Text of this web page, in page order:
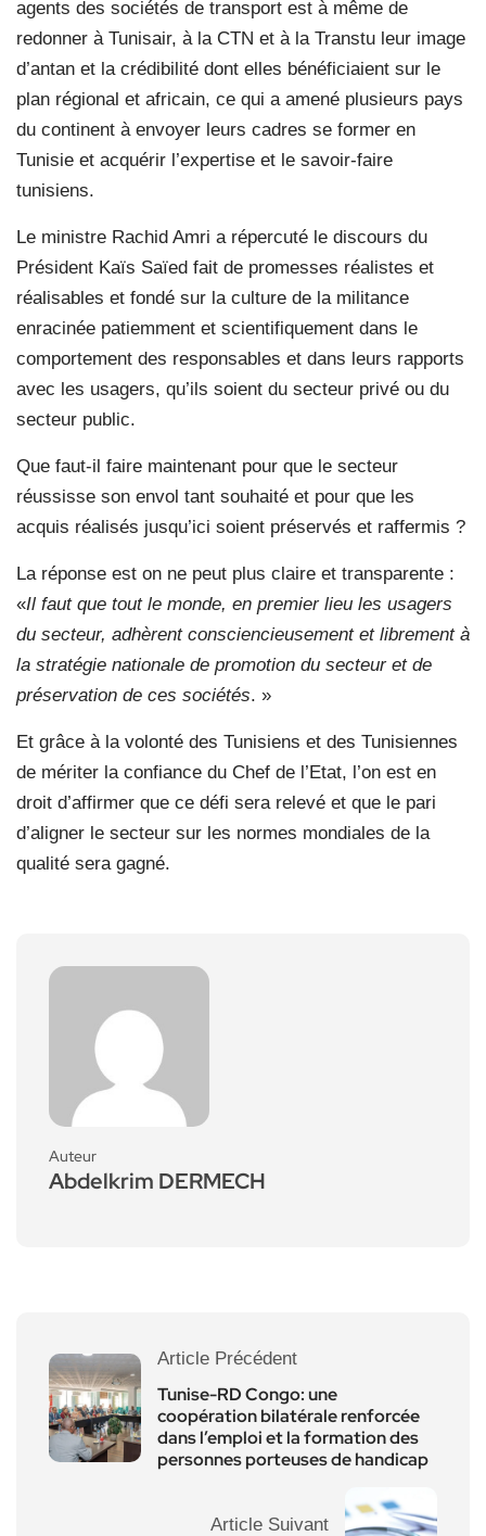
agents des sociétés de transport est à même de
redonner à Tunisair, à la CTN et à la Transtu leur image
d’antan et la crédibilité dont elles bénéficiaient sur le
plan régional et africain, ce qui a amené plusieurs pays
du continent à envoyer leurs cadres se former en
Tunisie et acquérir l’expertise et le savoir-faire
tunisiens.
Le ministre Rachid Amri a répercuté le discours du
Président Kaïs Saïed fait de promesses réalistes et
réalisables et fondé sur la culture de la militance
enracinée patiemment et scientifiquement dans le
comportement des responsables et dans leurs rapports
avec les usagers, qu’ils soient du secteur privé ou du
secteur public.
Que faut-il faire maintenant pour que le secteur
réussisse son envol tant souhaité et pour que les
acquis réalisés jusqu’ici soient préservés et raffermis ?
La réponse est on ne peut plus claire et transparente :
«Il faut que tout le monde, en premier lieu les usagers
du secteur, adhèrent consciencieusement et librement à
la stratégie nationale de promotion du secteur et de
préservation de ces sociétés. »
Et grâce à la volonté des Tunisiens et des Tunisiennes
de mériter la confiance du Chef de l’Etat, l’on est en
droit d’affirmer que ce défi sera relevé et que le pari
d’aligner le secteur sur les normes mondiales de la
qualité sera gagné.
Auteur
Abdelkrim DERMECH
Article Précédent
Tunise-RD Congo: une
coopération bilatérale renforcée
dans l’emploi et la formation des
personnes porteuses de handicap
Article Suivant